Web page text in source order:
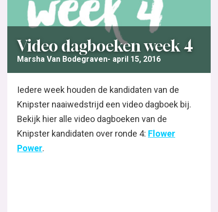
Video dagboeken week 4
Marsha Van Bodegraven april 15, 2016
Iedere week houden de kandidaten van de
Knipster naaiwedstrijd een video dagboek bij.
Bekijk hier alle video dagboeken van de
Knipster kandidaten over ronde 4: Flower
Power.